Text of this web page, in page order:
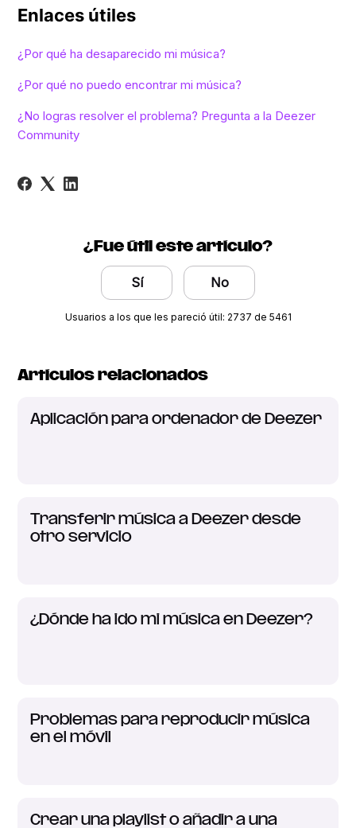
Enlaces útiles
¿Por qué ha desaparecido mi música?
¿Por qué no puedo encontrar mi música?
¿No logras resolver el problema? Pregunta a la Deezer
Community
¿Fue útil este artículo?
Sí No
Usuarios a los que les pareció útil: 2737 de 5461
Artículos relacionados
Aplicación para ordenador de Deezer
Transferir música a Deezer desde
otro servicio
¿Dónde ha ido mi música en Deezer?
Problemas para reproducir música
en el móvil
Crear una playlist o añadir a una